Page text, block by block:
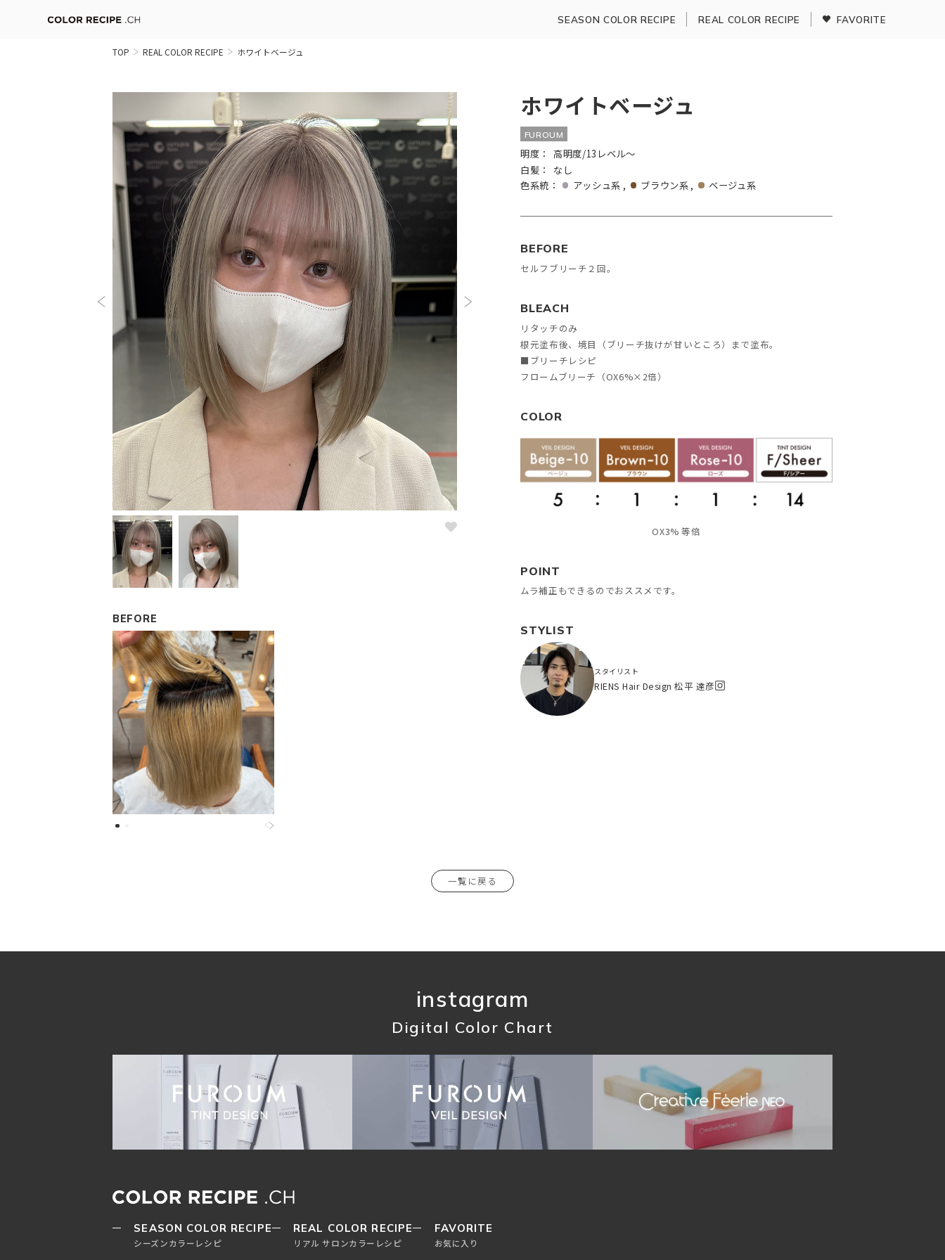
SEASON COLOR RECIPE REAL COLOR RECIPE FAVORITE
TOP REAL COLOR RECIPE ホワイトベージュ
BEFORE
ホワイトベージュ
FUROUM
明度： 高明度/13レベル〜
白髪：
なし
色系統：
アッシュ系 ブラウン系 ベージュ系
BEFORE
セルフブリーチ２回。
BLEACH
リタッチのみ
根元塗布後、境目（ブリーチ抜けが甘いところ）まで塗布。
■ブリーチレシピ
フロームブリーチ（OX6%×2倍）
COLOR
OX3% 等倍
POINT
ムラ補正もできるのでおススメです。
STYLIST
スタイリスト
RIENS Hair Design 松平 達彦
一覧に戻る
instagram
Digital Color Chart
SEASON COLOR RECIPE
シーズンカラーレシピ
REAL COLOR RECIPE
リアル サロンカラーレシピ
FAVORITE
お気に入り